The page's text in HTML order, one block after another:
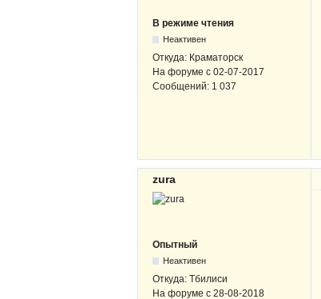
В режиме чтения
Неактивен
Откуда: Краматорск
На форуме с 02-07-2017
Сообщений: 1 037
zura
Опытный
Неактивен
Откуда: Тбилиси
На форуме с 28-08-2018